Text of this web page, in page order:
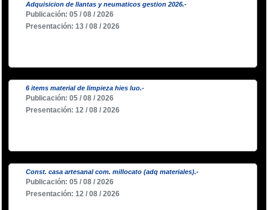
Adquisicion de llantas y neumaticos gestion 2026.-
Publicación: 05 / 08 / 2026
Presentación: 13 / 08 / 2026
6 items material de limpieza hies luo.-
Publicación: 05 / 08 / 2026
Presentación: 12 / 08 / 2026
Const. casa artesanal com. millocato (adq materiales).-
Publicación: 05 / 08 / 2026
Presentación: 12 / 08 / 2026